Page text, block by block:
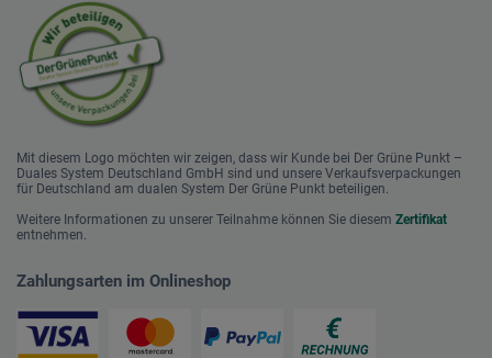
Mit diesem Logo möchten wir zeigen, dass wir Kunde bei Der Grüne Punkt –
Duales System Deutschland GmbH sind und unsere Verkaufsverpackungen
für Deutschland am dualen System Der Grüne Punkt beteiligen.
Weitere Informationen zu unserer Teilnahme können Sie diesem Zertifikat
entnehmen.
Zahlungsarten im Onlineshop